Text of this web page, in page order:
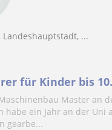
Landeshauptstadt, ...
für Kinder bis
Master an
habe ein Jahr an der Uni
gearbe...